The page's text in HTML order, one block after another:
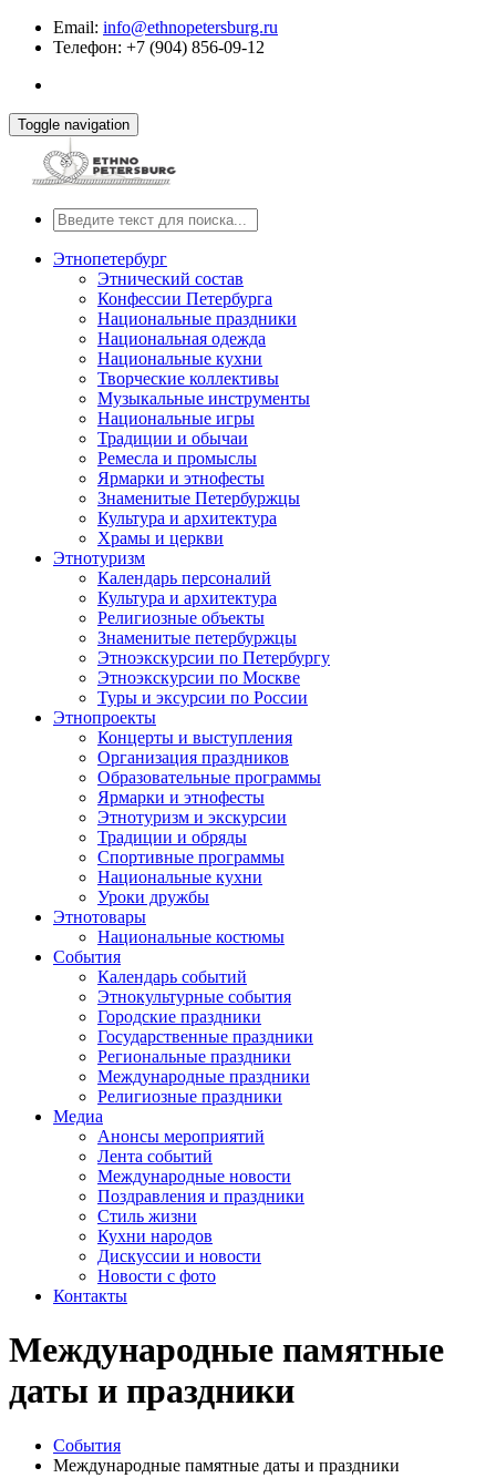
Email: info@ethnopetersburg.ru
Телефон: +7 (904) 856-09-12
Toggle navigation
Этнопетербург
Этнический состав
Конфессии Петербурга
Национальные праздники
Национальная одежда
Национальные кухни
Творческие коллективы
Музыкальные инструменты
Национальные игры
Традиции и обычаи
Ремесла и промыслы
Ярмарки и этнофесты
Знаменитые Петербуржцы
Культура и архитектура
Храмы и церкви
Этнотуризм
Календарь персоналий
Культура и архитектура
Религиозные объекты
Знаменитые петербуржцы
Этноэкскурсии по Петербургу
Этноэкскурсии по Москве
Туры и эксурсии по России
Этнопроекты
Концерты и выступления
Организация праздников
Образовательные программы
Ярмарки и этнофесты
Этнотуризм и экскурсии
Традиции и обряды
Спортивные программы
Национальные кухни
Уроки дружбы
Этнотовары
Национальные костюмы
События
Календарь событий
Этнокультурные события
Городские праздники
Государственные праздники
Региональные праздники
Международные праздники
Религиозные праздники
Медиа
Анонсы мероприятий
Лента событий
Международные новости
Поздравления и праздники
Cтиль жизни
Кухни народов
Дискуссии и новости
Новости с фото
Контакты
Международные памятные
даты и праздники
События
Международные памятные даты и праздники